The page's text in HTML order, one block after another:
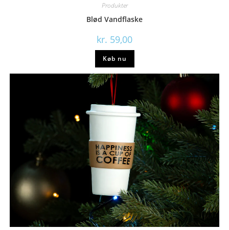
Produkter
Blød Vandflaske
kr. 59,00
Køb nu